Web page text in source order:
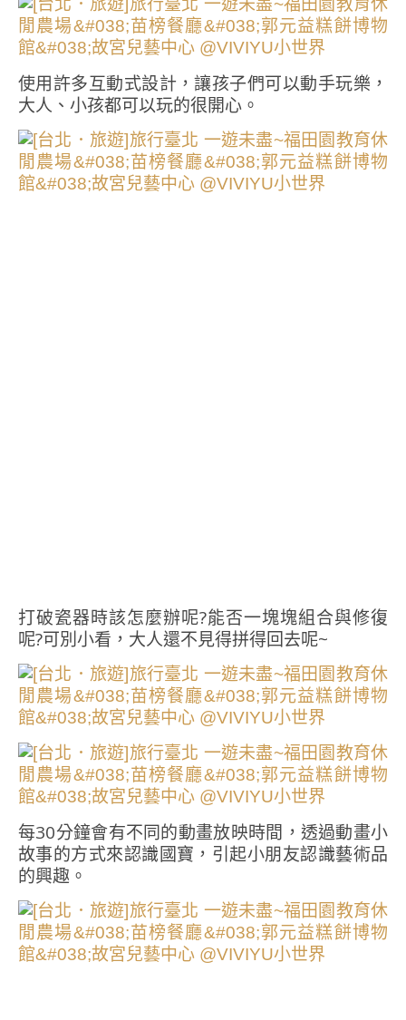
使用許多互動式設計，讓孩子們可以動手玩樂，
大人、小孩都可以玩的很開心。
打破瓷器時該怎麼辦呢?能否一塊塊組合與修復
呢?可別小看，大人還不見得拼得回去呢~
每30分鐘會有不同的動畫放映時間，透過動畫小
故事的方式來認識國寶，引起小朋友認識藝術品
的興趣。